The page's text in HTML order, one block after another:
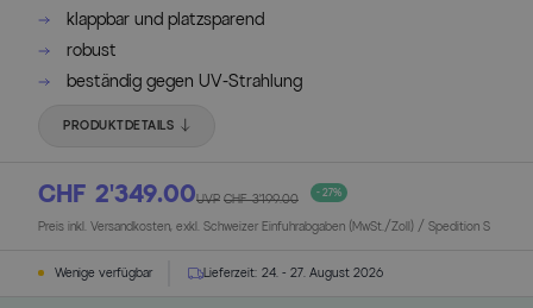
klappbar und platzsparend
robust
beständig gegen UV-Strahlung
PRODUKTDETAILS
CHF 2’349.00UVP CHF 3’199.00 - 27%
Preis inkl. Versandkosten, exkl. Schweizer Einfuhrabgaben (MwSt./Zoll) / Spedition S
Wenige verfügbar Lieferzeit: 24. - 27. August 2026